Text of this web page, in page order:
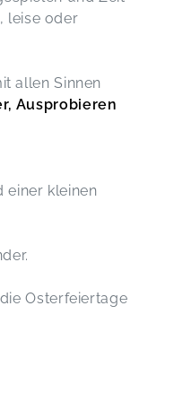
leise oder
allen Sinnen
Ausprobieren
einer kleinen
Osterfeiertage